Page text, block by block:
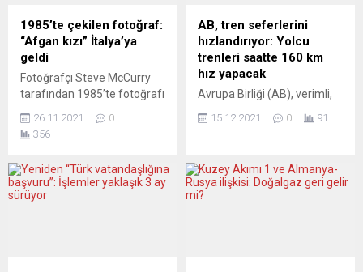
Moskova’ya giden Macron,
Putin ile Kremlin Sarayı’nda
Ukrayna krizini baş başa ele
aldı. Putin’in daha...
soruşturma çerçevesinde
20 polis, nasyonal sosyalist
örgüt propagandası
yapmak, yasak sembol ve
görüntülerin yanı sıra
kışkırtıcı içerik paylaşıp...
1985’te çekilen fotoğraf:
“Afgan kızı” İtalya’ya
geldi
Fotoğrafçı Steve McCurry
tarafından 1985’te fotoğrafı
Geographic dergisine kapak
olmasıyla ünlenen “Afgan
başkenti Roma’ya geldi.
Başbakanlıktan yapılan
26.11.2021
0
356
AB, tren seferlerini
hızlandırıyor: Yolcu
trenleri saatte 160 km
hız yapacak
Avrupa Birliği (AB), verimli,
seyahat için demir yollarını
planlıyor. AB Komisyonu,
Avrupa Yeşil Mutabakatı
15.12.2021 0 91